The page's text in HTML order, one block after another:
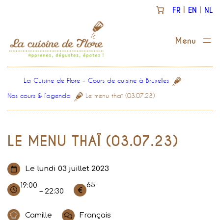
FR EN NL
La Cuisine de Flore – Cours de cuisine à Bruxelles
Nos cours & l’agenda
Le menu thaï (03.07.23)
LE MENU THAÏ (03.07.23)
Le lundi 03 juillet 2023
19:00
– 22:30
65
Camille Français